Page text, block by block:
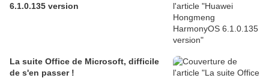
6.1.0.135 version
La suite Office de Microsoft, difficile
de s'en passer !